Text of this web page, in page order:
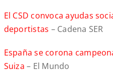
El CSD convoca ayudas
deportistas – Cadena SER
España se corona
Suiza – El Mundo